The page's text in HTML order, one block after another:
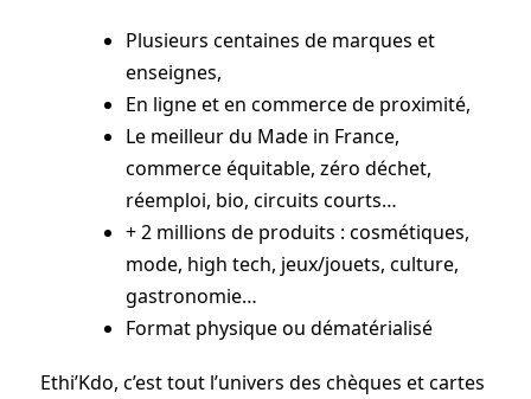
Plusieurs centaines de marques et
enseignes,
En ligne et en commerce de proximité,
Le meilleur du Made in France,
commerce équitable, zéro déchet,
réemploi, bio, circuits courts…
+ 2 millions de produits : cosmétiques,
mode, high tech, jeux/jouets, culture,
gastronomie…
Format physique ou dématérialisé
Ethi’Kdo, c’est tout l’univers des chèques et cartes